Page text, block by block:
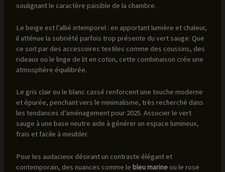
soulignant le caractère paisible de la chambre.
Le beige est l’allié intemporel : en apportant lumière et chaleur,
il atténue la sobriété parfois trop présente du vert sauge. Que
ce soit par des accessoires textiles comme des coussins, des
rideaux ou le linge de lit en coton, cette combinaison crée une
atmosphère équilibrée.
Le gris clair ou le blanc cassé renforcent une touche moderne
et épurée, penchant vers le minimalisme, très recherché dans
les tendances d’aménagement pour 2025. Associer le vert
sauge à une base neutre aide à générer un espace lumineux,
frais et facile à meubler.
Pour les audacieux désirant un contraste élégant et
contemporain, des nuances comme le bleu marineou le rose